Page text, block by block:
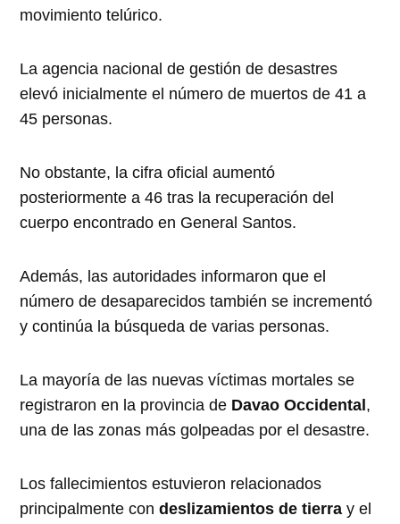
movimiento telúrico.
La agencia nacional de gestión de desastres
elevó inicialmente el número de muertos de 41 a
45 personas.
No obstante, la cifra oficial aumentó
posteriormente a 46 tras la recuperación del
cuerpo encontrado en General Santos.
Además, las autoridades informaron que el
número de desaparecidos también se incrementó
y continúa la búsqueda de varias personas.
La mayoría de las nuevas víctimas mortales se
registraron en la provincia de Davao Occidental,
una de las zonas más golpeadas por el desastre.
Los fallecimientos estuvieron relacionados
principalmente condeslizamientos de tierra y el